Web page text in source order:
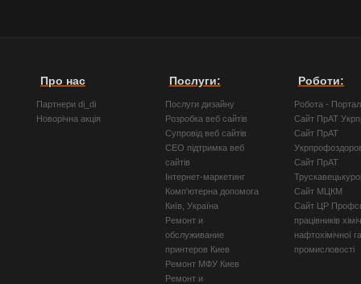
Про нас
Партнери di_di
Новорічна акція
Послуги:
Послуги дизайну
Розробка веб сайтів
Супровід веб сайтів
СЕО підтримка веб
сайтів
Інтернет-маркетинг
Комп'ютерна допомога
Київ, Україна
Ремонт и
обслуживание
принтеров Киев
Ремонт МФУ Киев
Ремонт и
Роботи:
Робота -
Сайт ПрАТ
Сайт ПрАТ
Сайт ПрАТ
Сайт МЦКМ
Сайт ЦР
працівників
нафтохімічної
промисловості